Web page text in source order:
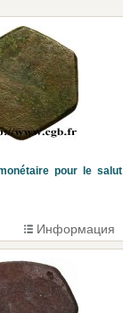
pour le salut
Информация